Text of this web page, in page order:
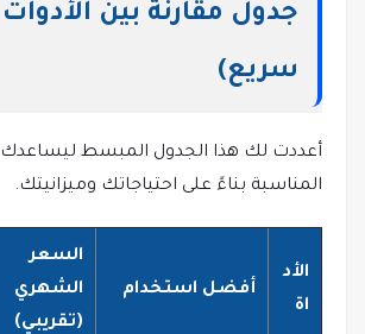
جدول مقارنة بين
سريع)
أعددت لك هذا الجدول المبسط ليساعدك
المناسبة بناءً على احتياجاتك وميزانيتك.
الأد
اة
أفضل استخدام
السعر
الشهري
(تقريبي)